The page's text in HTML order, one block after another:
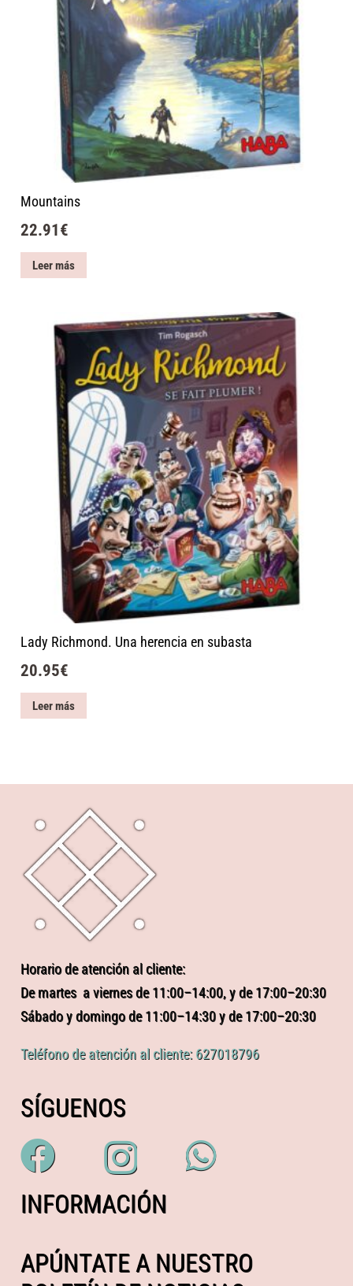
Mountains
22.91€
Leer más
Lady Richmond. Una herencia en subasta
20.95€
Leer más
Horario de atención al cliente:
De martes a viernes de 11:00–14:00, y de 17:00–20:30
Sábado y domingo de 11:00–14:30 y de 17:00–20:30
Teléfono de atención al cliente: 627018796
SÍGUENOS
INFORMACIÓN
APÚNTATE A NUESTRO